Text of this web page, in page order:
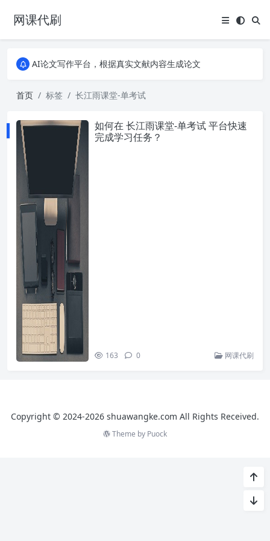
网课代刷
AI论文写作平台，根据真实文献内容生成论文
AI论文写作平台，根据真实文献内容生成论文
首页
标签 长江雨课堂-单考试
如何在 长江雨课堂-单考试 平台快速
完成学习任务？
163 0 网课代刷
Copyright © 2024-2026 shuawangke.com All Rights Received.
Theme by Puock